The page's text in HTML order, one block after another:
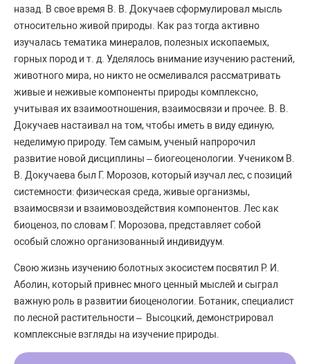
назад. В свое время В. В. Докучаев сформулировал мысль
относительно живой природы. Как раз тогда активно
изучалась тематика минералов, полезных ископаемых,
горных пород и т. д. Уделялось внимание изучению растений,
животного мира, но никто не осмеливался рассматривать
живые и неживые компоненты природы комплексно,
учитывая их взаимоотношения, взаимосвязи и прочее. В. В.
Докучаев настаивал на том, чтобы иметь в виду единую,
неделимую природу. Тем самым, ученый напророчил
развитие новой дисциплины – биогеоценологии. Учеником В.
В. Докучаева был Г. Морозов, который изучал лес, с позиций
системности: физическая среда, живые организмы,
взаимосвязи и взаимовоздействия компонентов. Лес как
биоценоз, по словам Г. Морозова, представляет собой
особый сложно организованный индивидуум.
Свою жизнь изучению болотных экосистем посвятил Р. И.
Аболин, который привнес много ценный мыслей и сыграл
важную роль в развитии биоценологии. Ботаник, специалист
по лесной растительности – Высоцкий, демонстрировал
комплексные взгляды на изучение природы.